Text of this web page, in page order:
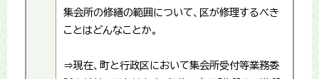
集会所の修繕の範囲について、区が修理するべき
ことはどんなことか。
⇒現在、町と行政区において集会所受付等業務委